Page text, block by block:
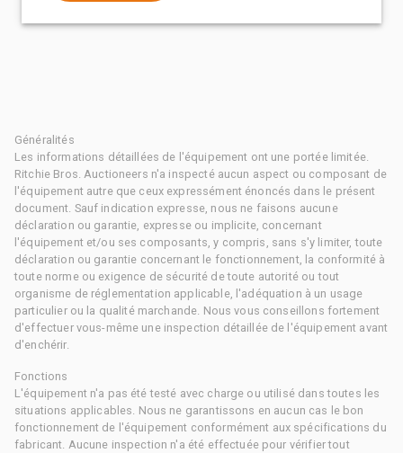
Généralités
Les informations détaillées de l'équipement ont une portée limitée.
Ritchie Bros. Auctioneers n'a inspecté aucun aspect ou composant de
l'équipement autre que ceux expressément énoncés dans le présent
document. Sauf indication expresse, nous ne faisons aucune
déclaration ou garantie, expresse ou implicite, concernant
l'équipement et/ou ses composants, y compris, sans s'y limiter, toute
déclaration ou garantie concernant le fonctionnement, la conformité à
toute norme ou exigence de sécurité de toute autorité ou tout
organisme de réglementation applicable, l'adéquation à un usage
particulier ou la qualité marchande. Nous vous conseillons fortement
d'effectuer vous-même une inspection détaillée de l'équipement avant
d'enchérir.
Fonctions
L'équipement n'a pas été testé avec charge ou utilisé dans toutes les
situations applicables. Nous ne garantissons en aucun cas le bon
fonctionnement de l'équipement conformément aux spécifications du
fabricant. Aucune inspection n'a été effectuée pour vérifier tout